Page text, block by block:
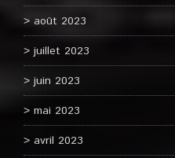
août 2023
juillet 2023
juin 2023
mai 2023
avril 2023